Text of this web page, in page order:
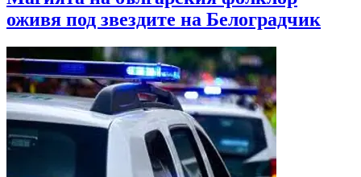
оживя под звездите на Белоградчик